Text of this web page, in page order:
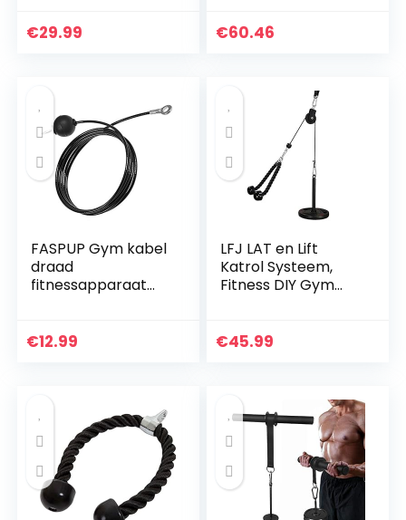
€29.99
fitnessapparaten,
€60.46
FASPUP Gym kabel
draad
fitnessapparaat
kabel fitness home
€12.99
LFJ LAT en Lift
Katrol Systeem,
Fitness DIY Gym
Training Oefening
€45.99